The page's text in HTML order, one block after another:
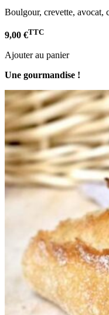
Boulgour, crevette, avocat,
9,00 €TTC
Ajouter au panier
Une gourmandise !